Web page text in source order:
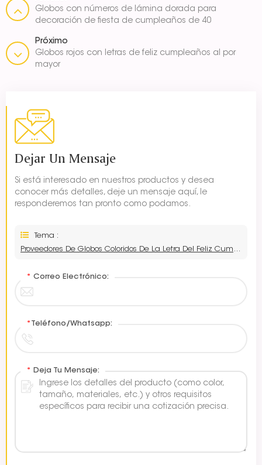
Globos con números de lámina dorada para
decoración de fiesta de cumpleaños de 40
Próximo
Globos rojos con letras de feliz cumpleaños al por
mayor
Dejar Un Mensaje
Si está interesado en nuestros productos y desea
conocer más detalles, deje un mensaje aquí, le
responderemos tan pronto como podamos.
Tema :
Proveedores De Globos Coloridos De La Letra Del Feliz Cumpleaños
* Correo Electrónico:
* Teléfono/Whatsapp:
* Deja Tu Mensaje: